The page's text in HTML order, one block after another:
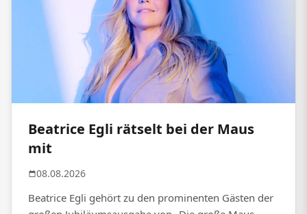
Beatrice Egli rätselt bei der Maus
mit
08.08.2026
Beatrice Egli gehört zu den prominenten Gästen der